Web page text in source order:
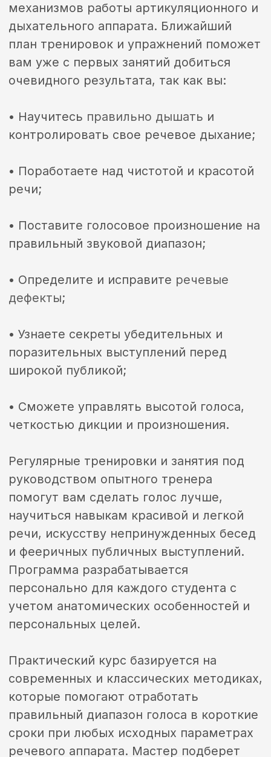
зажимов и психологических блоков,
активному развитию коммуникативных
навыков. Независимо от возраста,
профессии и степени исходного
владения голосом, вы заметите первые
Стоимость
ТАРИФЫ